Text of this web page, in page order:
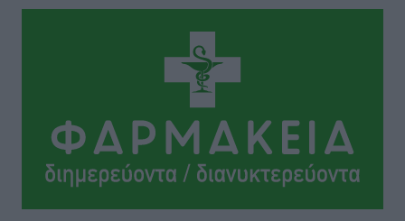
μπορεί να διαδραματίσει σημαντικό ρόλο»
πριν 4 ώρες
Τσαμπίκα Διαμαντή: Η Ρόδος δεν μπορεί να σχεδιάζει
το μέλλον της μέσα στην αβεβαιότητα
Συνεντεύξεις• πριν 4 ώρες